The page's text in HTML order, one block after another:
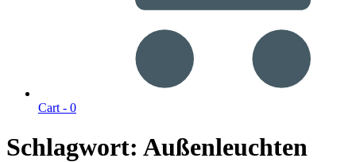
Cart - 0
Schlagwort: Außenleuchten